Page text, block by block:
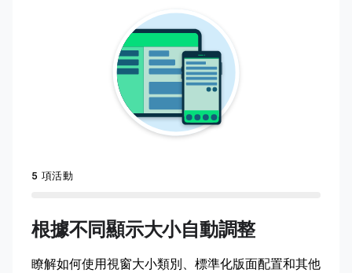
5 項活動
根據不同顯示大小自動調整
瞭解如何使用視窗大小類別、標準化版面配置和其他